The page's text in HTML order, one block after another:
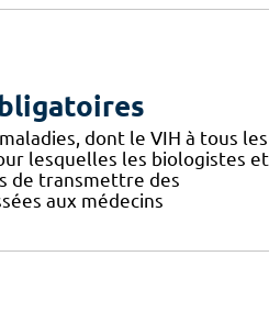
dont le VIH à tous les
lesquelles les biologistes et
de transmettre des
aux médecins